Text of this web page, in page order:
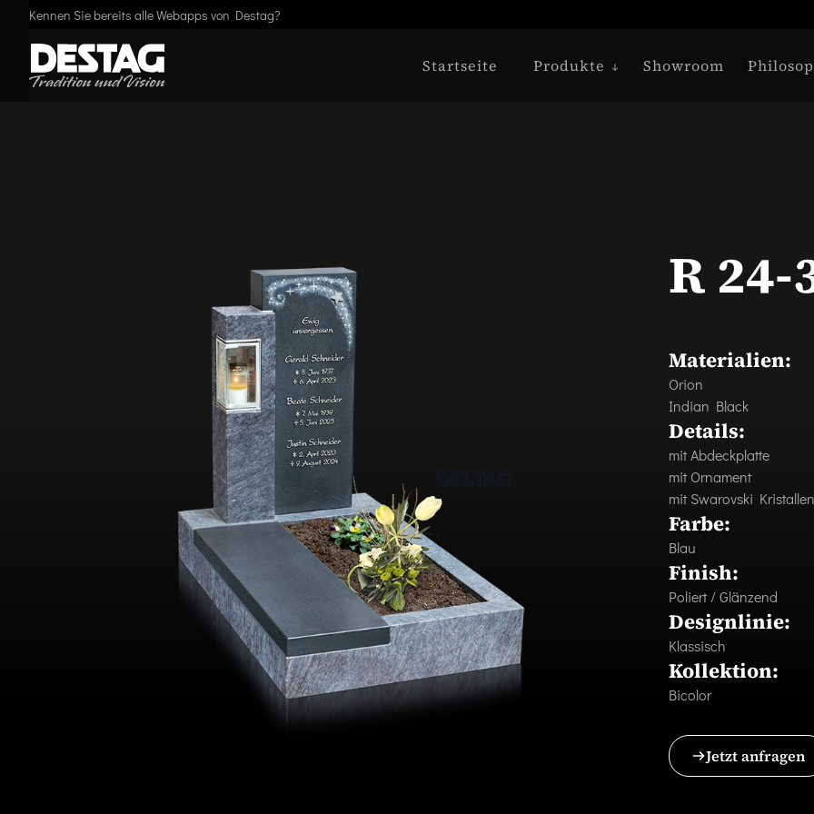
Kennen Sie bereits alle Webapps von Destag?
Startseite Produkte Showroom
R 24-
Materialien:
Orion
Indian Black
Details:
mit Abdeckplatte
mit Ornament
mit Swarovski Kristallen
Farbe:
Blau
Finish:
Poliert / Glänzend
Designlinie:
Klassisch
Kollektion:
Bicolor
Jetzt anfragen